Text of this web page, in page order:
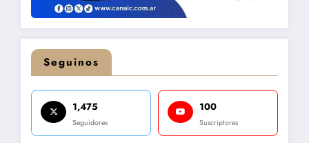
Seguinos
1,475
Seguidores
100
Suscriptores